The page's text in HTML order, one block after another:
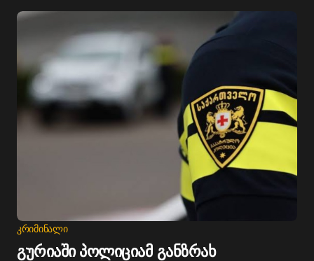
ᲙᲠᲘᲛᲘᲜᲐᲚᲘ
გურიაში პოლიციამ განზრახ